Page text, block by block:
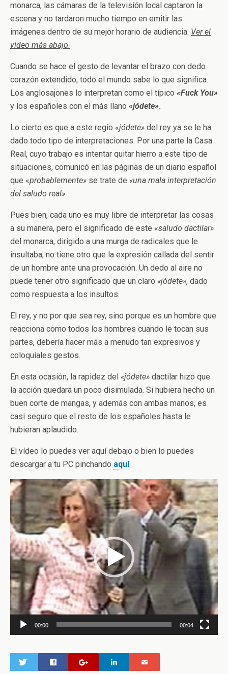
monarca, las cámaras de la televisión local captaron la
escena y no tardaron mucho tiempo en emitir las
imágenes dentro de su mejor horario de audiencia. Ver el
vídeo más abajo.
Cuando se hace el gesto de levantar el brazo con dedo
corazón extendido, todo el mundo sabe lo que significa.
Los anglosajones lo interpretan como el típico «Fuck You»
y los españoles con el más llano «jódete».
Lo cierto es que a este regio «jódete» del rey ya se le ha
dado todo tipo de interpretaciones. Por una parte la Casa
Real, cuyo trabajo es intentar quitar hierro a este tipo de
situaciones, comunicó en las páginas de un diario español
que «probablemente» se trate de «una mala interpretación
del saludo real»
Pues bien, cada uno es muy libre de interpretar las cosas
a su manera, pero el significado de este «saludo dactilar»
del monarca, dirigido a una murga de radicales que le
insultaba, no tiene otro que la expresión callada del sentir
de un hombre ante una provocación. Un dedo al aire no
puede tener otro significado que un claro «jódete», dado
como respuesta a los insultos.
El rey, y no por que sea rey, sino porque es un hombre que
reacciona como todos los hombres cuando le tocan sus
partes, debería hacer más a menudo tan expresivos y
coloquiales gestos.
En esta ocasión, la rapidez del «jódete» dactilar hizo que
la acción quedara un poco disimulada. Si hubiera hecho un
buen corte de mangas, y además con ambas manos, es
casi seguro que el resto de los españoles hasta le
hubieran aplaudido.
El vídeo lo puedes ver aquí debajo o bien lo puedes
descargar a tu PC pinchando aquí
Reproductor
de
vídeo
00:00 00:04